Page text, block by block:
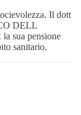
Il dott
DELL
sua pensione
sanitario.